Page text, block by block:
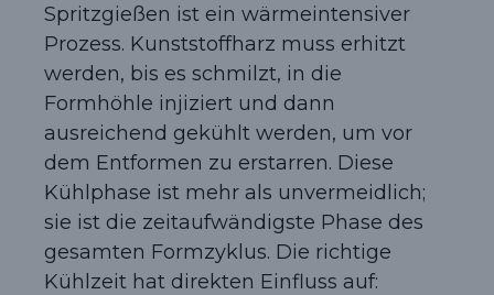
Spritzgießen ist ein wärmeintensiver
Prozess. Kunststoffharz muss erhitzt
werden, bis es schmilzt, in die
Formhöhle injiziert und dann
ausreichend gekühlt werden, um vor
dem Entformen zu erstarren. Diese
Kühlphase ist mehr als unvermeidlich;
sie ist die zeitaufwändigste Phase des
gesamten Formzyklus. Die richtige
Kühlzeit hat direkten Einfluss auf: